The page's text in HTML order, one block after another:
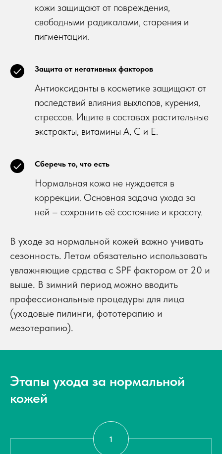
кожи защищают от повреждения,
свободными радикалами, старения и
пигментации.
Защита от негативных факторов
Антиоксиданты в косметике защищают от
последствий влияния выхлопов, курения,
стрессов. Ищите в составах растительные
экстракты, витамины А, С и Е.
Сберечь то, что есть
Нормальная кожа не нуждается в
коррекции. Основная задача ухода за
ней – сохранить её состояние и красоту.
В уходе за нормальной кожей важно учивать
сезонность. Летом обязательно использовать
увлажняющие срдства с SPF фактором от 20 и
выше. В зимний период можно вводить
профессиональные процедуры для лица
(уходовые пилинги, фототерапию и
мезотерапию).
Этапы ухода за нормальной
кожей